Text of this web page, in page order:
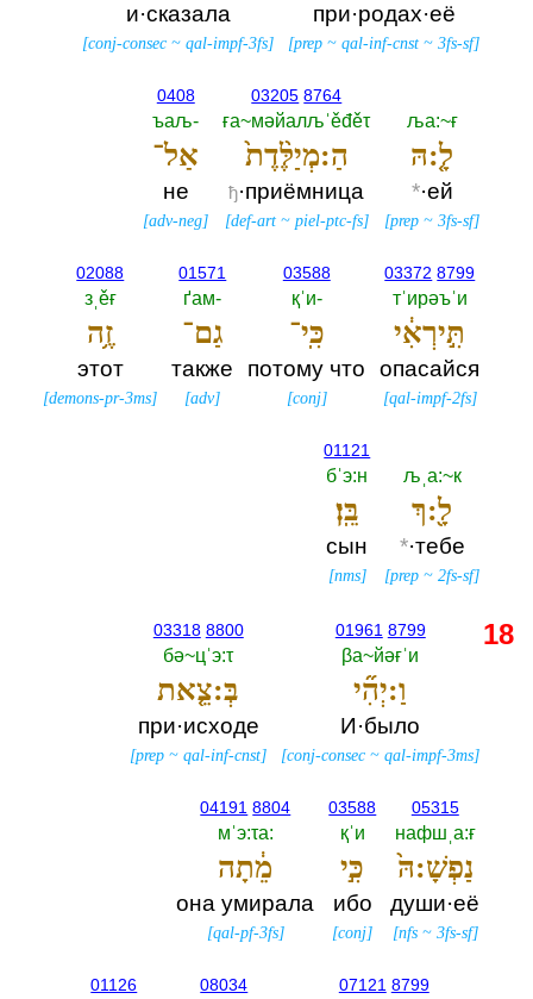
при·родах·её
[prep ~qal-inf-cnst ~3fs-sf]
и·сказала
[conj-consec ~qal-impf-3fs]
ља:~ғ
לָ֤:הּ
*·ей
[prep ~3fs-sf]
03205 8764
ға~мәйалљˈěđěτ
הַ:מְיַלֶּ֨דֶת֙
ђ·приёмница
[def-art~ piel-ptc-fs]
0408
ъаљ-‎
אַל־
не
[adv-neg]
03372 8799
тˈирәъˈи
תִּ֣ירְאִ֔י
опасайся
[qal-impf-2fs]
03588
қˈи-‎
כִּֽי־
потому что
[conj]
01571
ґам-‎
גַם־
также
[adv]
02088
зˌěғ
זֶ֥ה
этот
[demons-pr-3ms]
љˌа:~к
לָ֖:ךְ
*·тебе
[prep ~2fs-sf]
01121
бˈэ:н
בֵּֽן׃
сын
[nms]
01961 8799
βа~йәғˈи
וַ:יְהִ֞י
И·было
[conj-consec ~qal-impf-3ms]
03318 8800
бә~цˈэ:τ
בְּ:צֵ֤את
при·исходе
[prep ~qal-inf-cnst]
05315
нафшˌа:ғ
נַפְשָׁ:הּ֙
души·её
[nfs~ 3fs-sf]
03588
қˈи
כִּ֣י
ибо
[conj]
04191 8804
мˈэ:τа:‎
מֵ֔תָה
она умирала
[qal-pf-3fs]
07121 8799
08034
01126
18